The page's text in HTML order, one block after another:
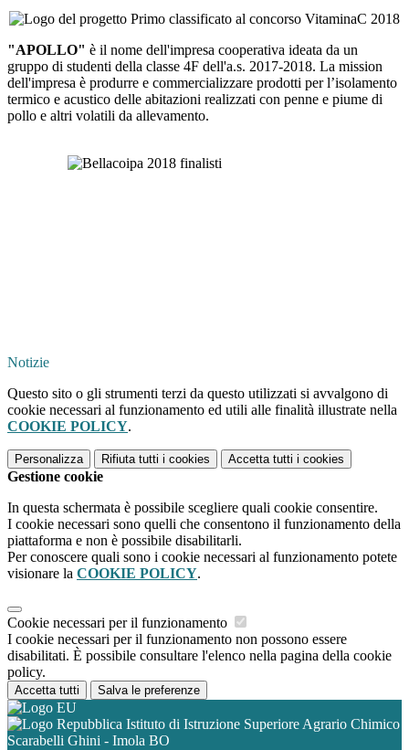
"APOLLO" è il nome dell'impresa cooperativa ideata da un
gruppo di studenti della classe 4F dell'a.s. 2017-2018. La mission
dell'impresa è produrre e commercializzare prodotti per l’isolamento
termico e acustico delle abitazioni realizzati con penne e piume di
pollo e altri volatili da allevamento.
Notizie
Questo sito o gli strumenti terzi da questo utilizzati si avvalgono di
cookie necessari al funzionamento ed utili alle finalità illustrate nella
COOKIE POLICY.
Personalizza Rifiuta tutti i cookies Accetta tutti i cookies
Gestione cookie
In questa schermata è possibile scegliere quali cookie consentire.
I cookie necessari sono quelli che consentono il funzionamento della
piattaforma e non è possibile disabilitarli.
Per conoscere quali sono i cookie necessari al funzionamento potete
visionare la COOKIE POLICY.
Cookie necessari per il funzionamento
I cookie necessari per il funzionamento non possono essere
disabilitati. È possibile consultare l'elenco nella pagina della cookie
policy.
Accetta tutti Salva le preferenze
Istituto di Istruzione Superiore Agrario Chimico
Scarabelli Ghini - Imola BO